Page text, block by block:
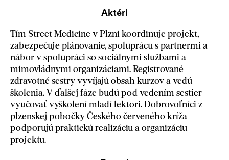
Aktéri
Tím Street Medicine v Plzni koordinuje projekt,
zabezpečuje plánovanie, spoluprácu s partnermi a
nábor v spolupráci so sociálnymi službami a
mimovládnymi organizáciami. Registrované
zdravotné sestry vyvíjajú obsah kurzov a vedú
školenia. V ďalšej fáze budú pod vedením sestier
vyučovať vyškolení mladí lektori. Dobrovoľníci z
plzenskej pobočky Českého červeného kríža
podporujú praktickú realizáciu a organizáciu
projektu.